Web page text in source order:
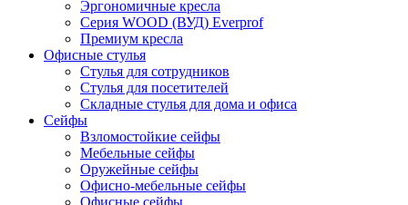
Эргономичные кресла
Серия WOOD (ВУД) Everprof
Премиум кресла
Офисные стулья
Стулья для сотрудников
Стулья для посетителей
Складные стулья для дома и офиса
Сейфы
Взломостойкие сейфы
Мебельные сейфы
Оружейные сейфы
Офисно-мебельные сейфы
Офисные сейфы